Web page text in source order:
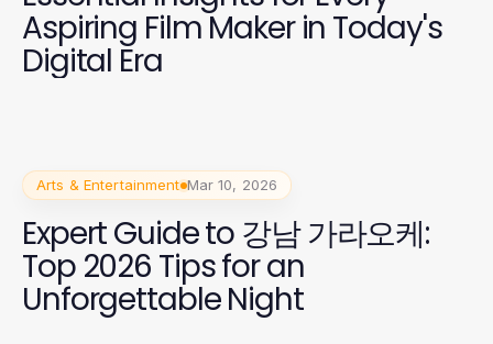
Aspiring Film Maker in Today's
Digital Era
Arts & Entertainment Mar 10, 2026
Expert Guide to 강남 가라오케:
Top 2026 Tips for an
Unforgettable Night